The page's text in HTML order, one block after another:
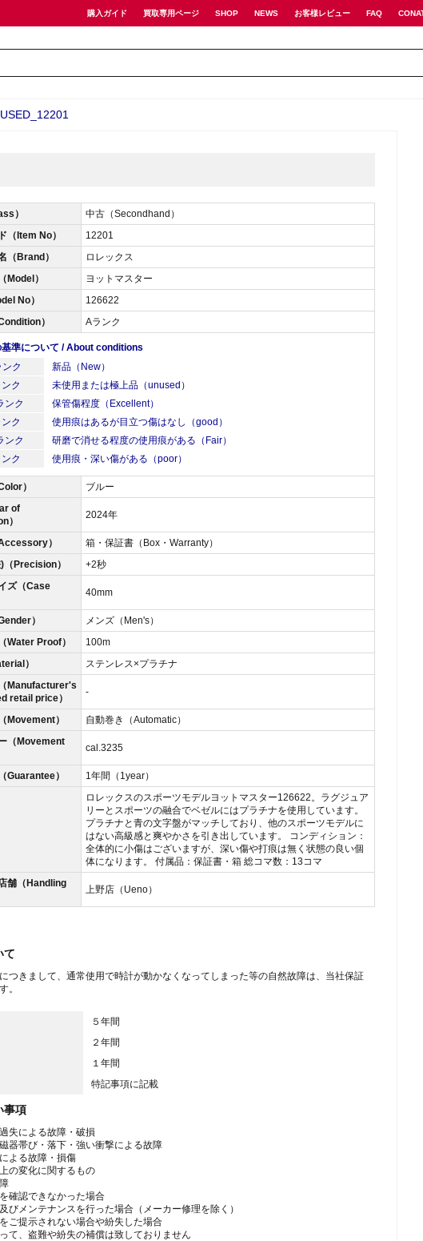
購入ガイド 買取専用ページ SHOP NEWS お客様レビュー FAQ
）
中古（Secondhand）
（Item No）
12201
（Brand）
ロレックス
Model）
ヨットマスター
No）
126622
）
Aランク
基準について / About conditions
ンク
新品（New）
ク
未使用または極上品（unused）
ンク
保管傷程度（Excellent）
ク
使用痕はあるが目立つ傷はなし（good）
ンク
研磨で消せる程度の使用痕がある（Fair）
ク
使用痕・深い傷がある（poor）
）
ブルー
of
）
2024年
）
箱・保証書（Box・Warranty）
（Precision）
+2秒
ズ（Case
40mm
）
メンズ（Men's）
Water Proof）
100m
）
ステンレス×プラチナ
Manufacturer's
retail price）
-
Movement）
自動巻き（Automatic）
（Movement
cal.3235
Guarantee） 1年間（1year）
ロレックスのスポーツモデルヨットマスター126622。ラグジュア
リーとスポーツの融合でベゼルにはプラチナを使用しています。
プラチナと青の文字盤がマッチしており、他のスポーツモデルに
はない高級感と爽やかさを引き出しています。 コンディション：
全体的に小傷はございますが、深い傷や打痕は無く状態の良い個
体になります。 付属品：保証書・箱 総コマ数：13コマ
舗（Handling
上野店（Ueno）
て
つきまして、通常使用で時計が動かなくなってしまった等の自然故障は、当社保証
。
５年間
２年間
１年間
特記事項に記載
事項
失による故障・破損
器帯び・落下・強い衝撃による故障
よる故障・損傷
の変化に関するもの
確認できなかった場合
びメンテナンスを行った場合（メーカー修理を除く）
ご提示されない場合や紛失した場合
て、盗難や紛失の補償は致しておりません